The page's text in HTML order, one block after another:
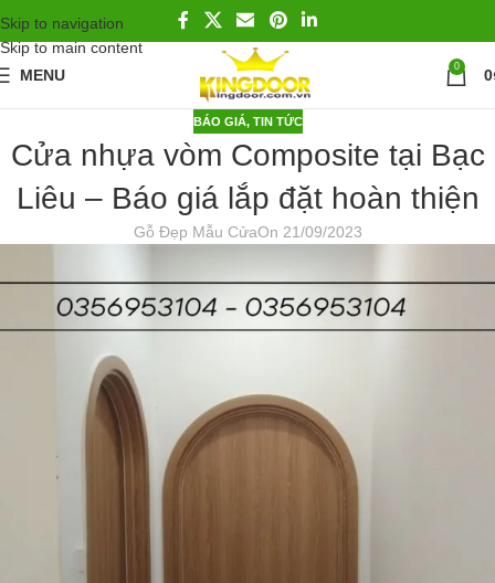
Skip to navigation
Skip to main content
MENU
0 0
BÁO GIÁ, TIN TỨC
Cửa nhựa vòm Composite tại Bạc
Liêu – Báo giá lắp đặt hoàn thiện
Gỗ Đẹp Mẫu CửaOn 21/09/2023